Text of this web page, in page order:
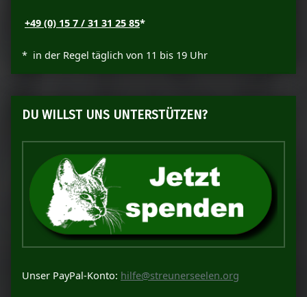
+49 (0) 15 7 / 31 31 25 85*
* in der Regel täglich von 11 bis 19 Uhr
DU WILLST UNS UNTERSTÜTZEN?
Unser PayPal-Konto: hilfe@streunerseelen.org